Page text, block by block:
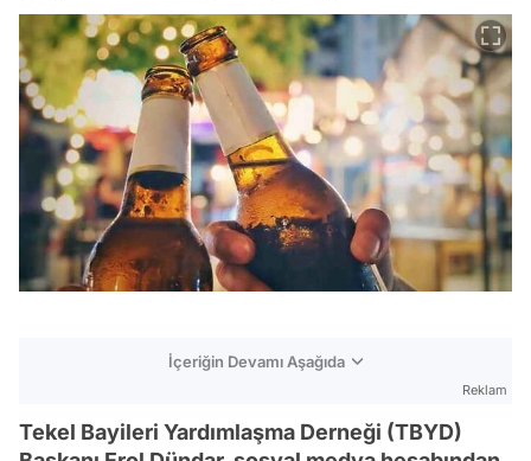
İçeriğin Devamı Aşağıda
Reklam
Tekel Bayileri Yardımlaşma Derneği (TBYD)